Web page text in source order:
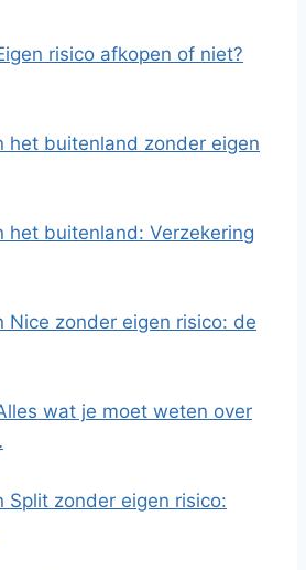
risico afkopen of niet?
het buitenland zonder eigen
het buitenland: Verzekering
Nice zonder eigen risico: de
wat je moet weten over
Split zonder eigen risico: